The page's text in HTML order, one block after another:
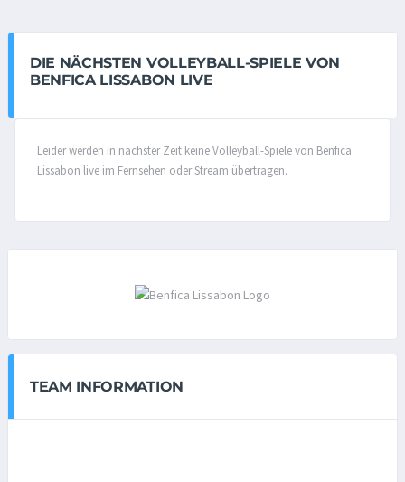
DIE NÄCHSTEN VOLLEYBALL-SPIELE VON
BENFICA LISSABON LIVE
Leider werden in nächster Zeit keine Volleyball-Spiele von Benfica
Lissabon live im Fernsehen oder Stream übertragen.
TEAM INFORMATION